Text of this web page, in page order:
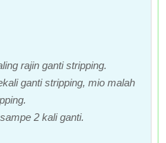
rajin ganti stripping.
ganti stripping, mio malah
2 kali ganti.